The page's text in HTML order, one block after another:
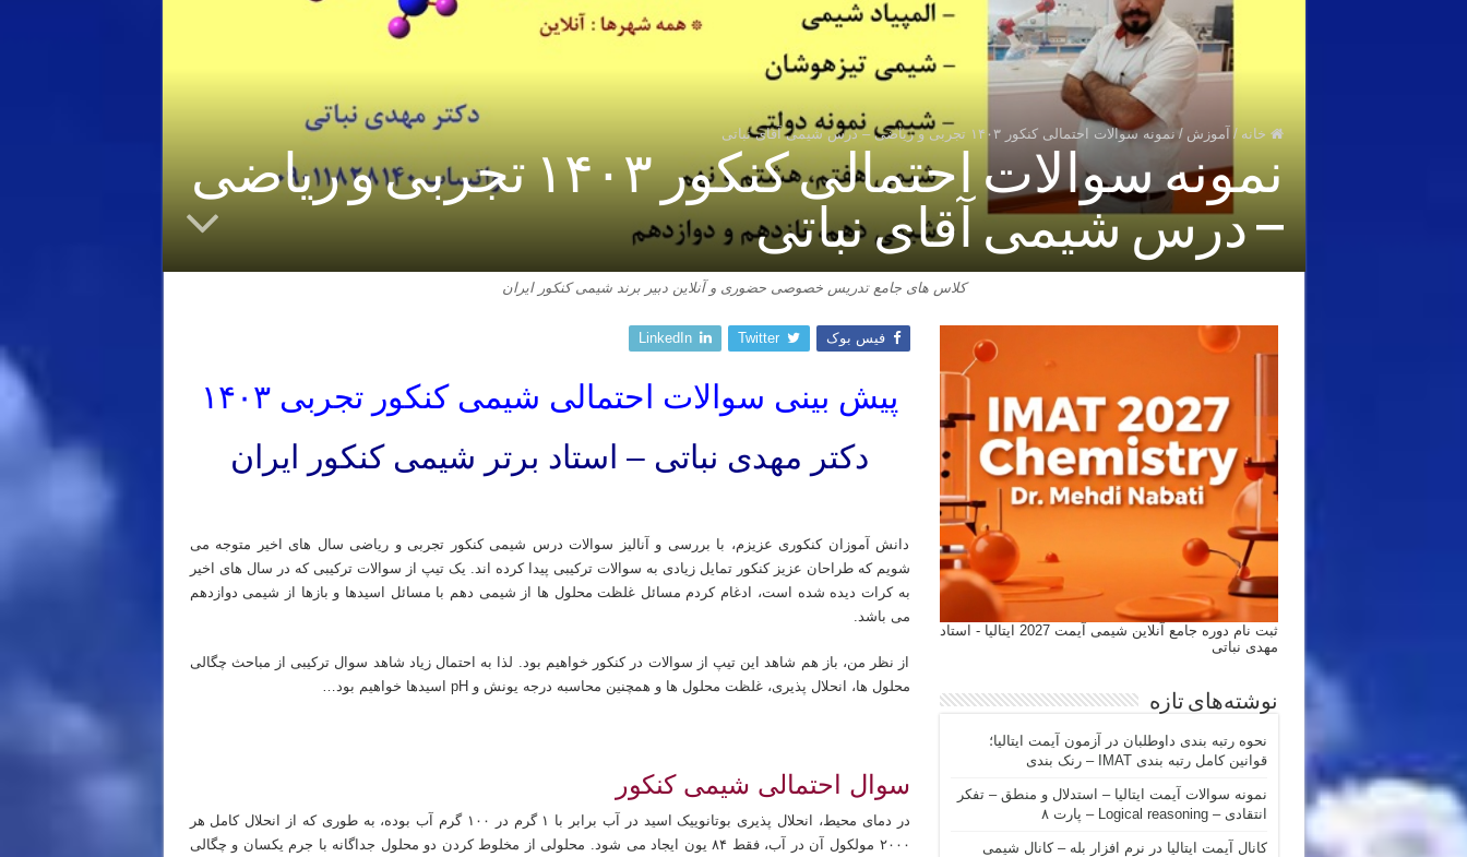
خانه / آموزش / نمونه سوالات احتمالی کنکور ۱۴۰۳ تجربی و ریاضی – درس شیمی آقای نباتی
نمونه سوالات احتمالی کنکور ۱۴۰۳ تجربی و ریاضی
– درس شیمی آقای نباتی
کلاس های جامع تدریس خصوصی حضوری و آنلاین دبیر برند شیمی کنکور ایران
فیس بوک Twitter
LinkedIn
پیش بینی سوالات احتمالی شیمی کنکور تجربی ۱۴۰۳
دکتر مهدی نباتی – استاد برتر شیمی کنکور ایران
دانش آموزان کنکوری عزیزم، با بررسی و آنالیز سوالات درس شیمی کنکور تجربی و ریاضی سال های اخیر متوجه می
شویم که طراحان عزیز کنکور تمایل زیادی به سوالات ترکیبی پیدا کرده اند. یک تیپ از سوالات ترکیبی که در سال های اخیر
به کرات دیده شده است، ادغام کردم مسائل غلظت محلول ها از شیمی دهم با مسائل اسیدها و بازها از شیمی دوازدهم
می باشد.
از نظر من، باز هم شاهد این تیپ از سوالات در کنکور خواهیم بود. لذا به احتمال زیاد شاهد سوال ترکیبی از مباحث چگالی
محلول ها، انحلال پذیری، غلظت محلول ها و همچنین محاسبه درجه یونش و pH اسیدها خواهیم بود…
سوال احتمالی شیمی کنکور
در دمای محیط، انحلال پذیری بوتانوییک اسید در آب برابر با ۱ گرم در ۱۰۰ گرم آب بوده، به طوری که از انحلال کامل هر
۲۰۰۰ مولکول آن در آب، فقط ۸۴ یون ایجاد می شود. محلولی از مخلوط کردن دو محلول جداگانه با جرم یکسان و چگالی
ثبت نام دوره جامع آنلاین شیمی آیمت 2027 ایتالیا - استاد
مهدی نباتی
نوشته‌های تازه
نحوه رتبه بندی داوطلبان در آزمون آیمت ایتالیا؛
قوانین کامل رتبه بندی IMAT – رنک بندی
نمونه سوالات آیمت ایتالیا – استدلال و منطق – تفکر
انتقادی – Logical reasoning – پارت ۸
کانال آیمت ایتالیا در نرم افزار بله – کانال شیمی